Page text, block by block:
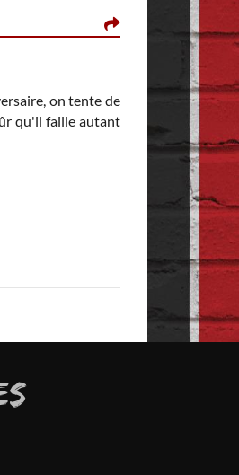
on tente de
qu'il faille autant
BELIEVE, LE 21
Angel Gomes
J'allais d'abord
en fin de match il